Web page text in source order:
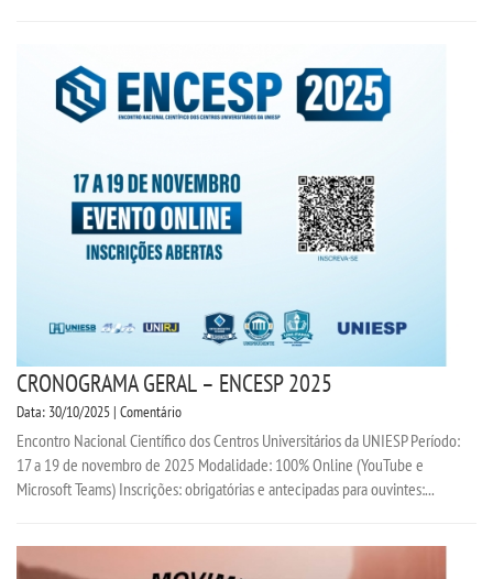
CRONOGRAMA GERAL – ENCESP 2025
Data: 30/10/2025 | Comentário
Encontro Nacional Científico dos Centros Universitários da UNIESP Período:
17 a 19 de novembro de 2025 Modalidade: 100% Online (YouTube e
Microsoft Teams) Inscrições: obrigatórias e antecipadas para ouvintes:...